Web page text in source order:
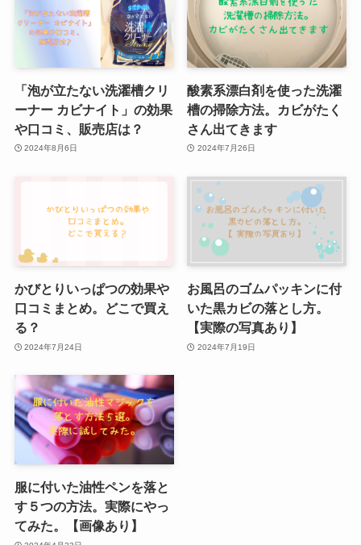
「泡が立たない洗濯槽クリ
ーナー カビナイト」の効果
や口コミ、販売店は？
2024年8月6日
酸素系漂白剤を使った洗濯
槽の掃除方法。カビがたく
さん出てきます
2024年7月26日
かびとりいっぱつの効果や
口コミまとめ。どこで買え
る？
2024年7月24日
お風呂のゴムパッキンに付
いた黒カビの落とし方。
【実際の写真あり】
2024年7月19日
服に付いた油性ペンを落と
す５つの方法。実際にやっ
てみた。【画像あり】